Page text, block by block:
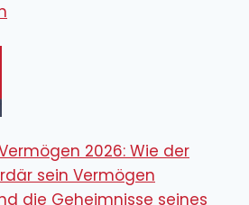
2026: Wie der
sein Vermögen
die Geheimnisse seines